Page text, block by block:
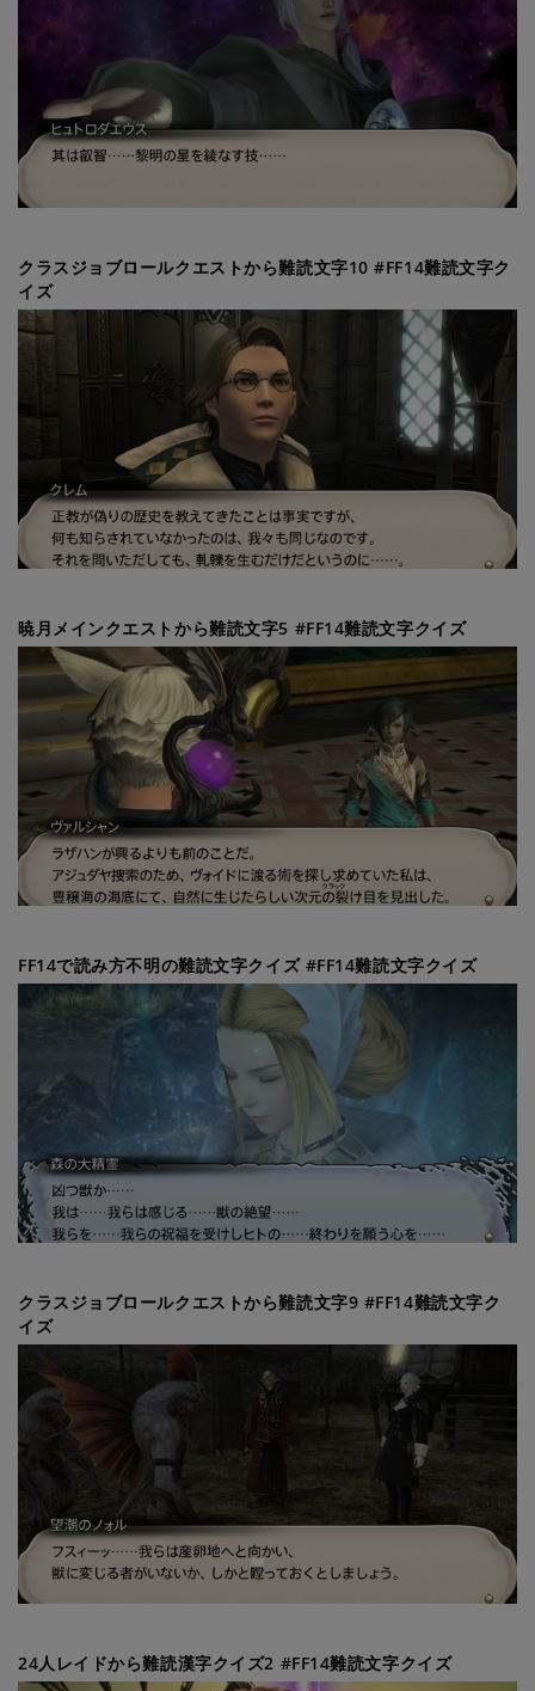
クラスジョブロールクエストから難読文字10 #FF14難読文字ク
イズ
暁月メインクエストから難読文字5 #FF14難読文字クイズ
FF14で読み方不明の難読文字クイズ #FF14難読文字クイズ
クラスジョブロールクエストから難読文字9 #FF14難読文字ク
イズ
24人レイドから難読漢字クイズ2 #FF14難読文字クイズ